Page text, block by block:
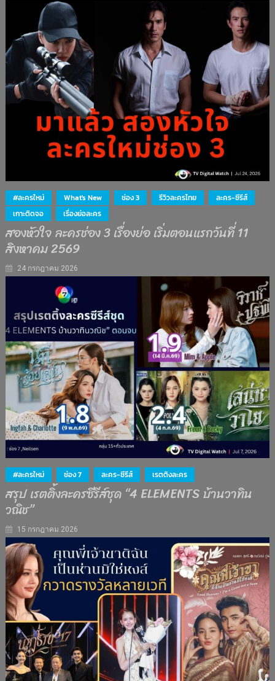
#ละครใหม่ What's New ช่อง 3 รีวิวละครไทย
ละคร-ซีรีส์
เกาะติดจอ
เรื่องย่อละคร
สองหัวใจ ละครช่อง 3 เรื่องย่อ เริ่มตอนแรกวันที่ 11
สิงหาคม 2569
24 กรกฎาคม 2026
#ละครใหม่ ช่อง 7 ละคร-ซีรีส์ เรตติงละคร
สรุป เรตติ้งละครซีรีส์ชุด “4 ELEMENTS บ้านวาทิน
วณิช”
15 กรกฎาคม 2026